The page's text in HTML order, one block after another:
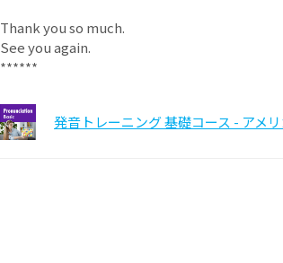
Thank you so much.
See you again.
******
発音トレーニング 基礎コース - アメ